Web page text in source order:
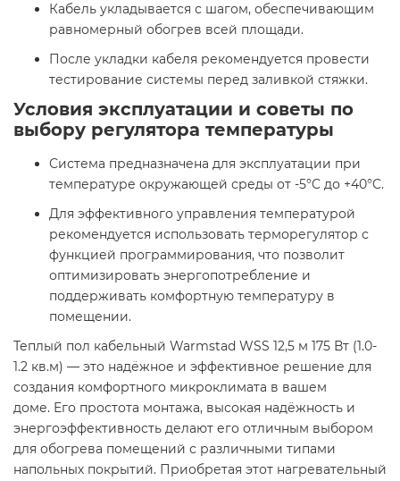
Кабель укладывается с шагом, обеспечивающим
равномерный обогрев всей площади.​
После укладки кабеля рекомендуется провести
тестирование системы перед заливкой стяжки.​
Условия эксплуатации и советы по
выбору регулятора температуры
Система предназначена для эксплуатации при
температуре окружающей среды от -5°C до +40°C.​
Для эффективного управления температурой
рекомендуется использовать терморегулятор с
функцией программирования, что позволит
оптимизировать энергопотребление и
поддерживать комфортную температуру в
помещении.​
Теплый пол кабельный Warmstad WSS 12,5 м 175 Вт (1.0-
1.2 кв.м) — это надёжное и эффективное решение для
создания комфортного микроклимата в вашем
доме. Его простота монтажа, высокая надёжность и
энергоэффективность делают его отличным выбором
для обогрева помещений с различными типами
напольных покрытий. Приобретая этот нагревательный